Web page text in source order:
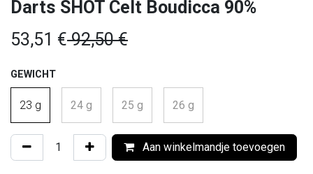
Darts SHOT Celt Boudicca 90%
53,51 € 92,50€
GEWICHT
23 g 24 g 25 g 26 g
Aan winkelmandje toevoegen